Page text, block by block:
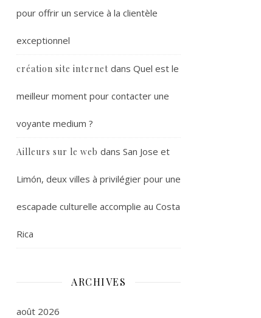
pour offrir un service à la clientèle
exceptionnel
création site internet dans Quel est le
meilleur moment pour contacter une
voyante medium ?
Ailleurs sur le web dans San Jose et
Limón, deux villes à privilégier pour une
escapade culturelle accomplie au Costa
Rica
ARCHIVES
août 2026